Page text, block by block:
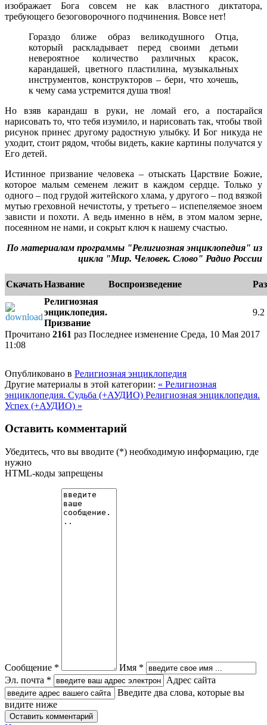
изображает Бога совсем не как властного диктатора,
требующего безоговорочного подчинения. Вовсе нет!
Гораздо ближе образ великодушного Отца,
который раскладывает перед своими детьми
невероятное количество различных красок,
карандашей, цветного пластилина, музыкальных
инструментов, конструкторов – бери, что хочешь,
к чему сама устремится душа твоя!
Но взяв карандаш в руки, не ломай его, а постарайся
нарисовать то, что тебя изумило, и нарисовать так, чтобы твой
рисунок принес другому радостную улыбку. И Бог никуда не
уходит, стоит рядом, чтобы видеть, какие картины получатся у
Его детей.
Истинное призвание человека – отыскать Царствие Божие,
которое малым семенем лежит в каждом сердце. Только у
одного – под грудой житейского хлама, у другого – под вязкой
мутью греховной нечистоты, у третьего – испепеляемое зноем
зависти и похоти. А ведь именно в нём, в этом малом зерне,
посеянном не нами, и сокрыт ключ к нашему счастью.
По материалам программы "Религиозная энциклопедия" из
цикла "Мир. Человек. Слово" Радио России
СкачатьНазвание Воспроизведение
Религиозная
энциклопедия.
Призвание
Прочитано 2161 раз Последнее изменение Среда, 10 Мая 2017
11:08
Опубликовано в Религиозная энциклопедия
Другие материалы в этой категории: « Религиозная
энциклопедия. Судьба (+АУДИО) Религиозная энциклопедия.
Успех (+АУДИО) »
Оставить комментарий
Убедитесь, что вы вводите (*) необходимую информацию, где
нужно
HTML-коды запрещены
Сообщение *
Имя *
Эл. почта *
Адрес сайта
Введите два слова, которые вы
видите ниже